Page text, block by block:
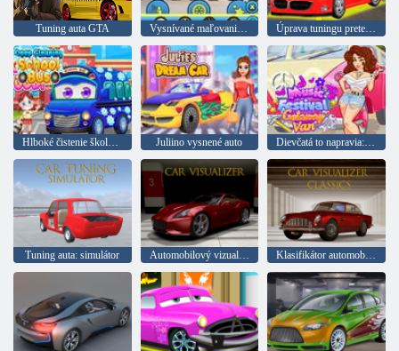
Tuning auta GTA Vysnívané maľovanie auta Úprava tuningu pretekárskeho auta
Juliino vysnené auto
Tuning auta: simulátor Automobilový vizualizátor Klasifikátor automobilov